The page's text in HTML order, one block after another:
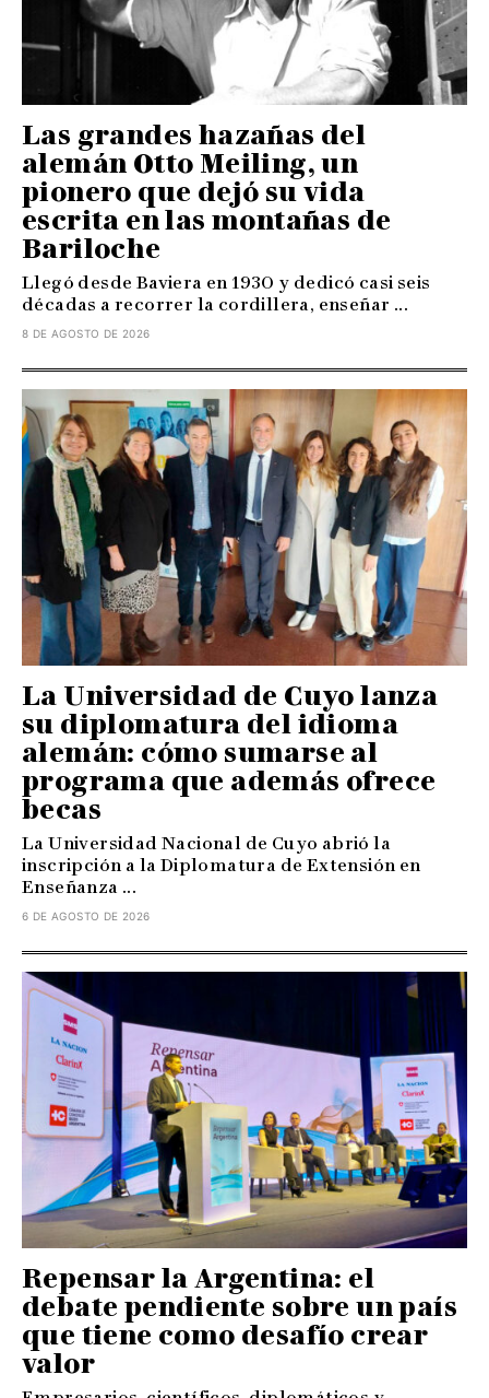
Las grandes hazañas del
alemán Otto Meiling, un
pionero que dejó su vida
escrita en las montañas de
Bariloche
Llegó desde Baviera en 1930 y dedicó casi seis
décadas a recorrer la cordillera, enseñar ...
8 DE AGOSTO DE 2026
La Universidad de Cuyo lanza
su diplomatura del idioma
alemán: cómo sumarse al
programa que además ofrece
becas
La Universidad Nacional de Cuyo abrió la
inscripción a la Diplomatura de Extensión en
Enseñanza ...
6 DE AGOSTO DE 2026
Repensar la Argentina: el
debate pendiente sobre un país
que tiene como desafío crear
valor